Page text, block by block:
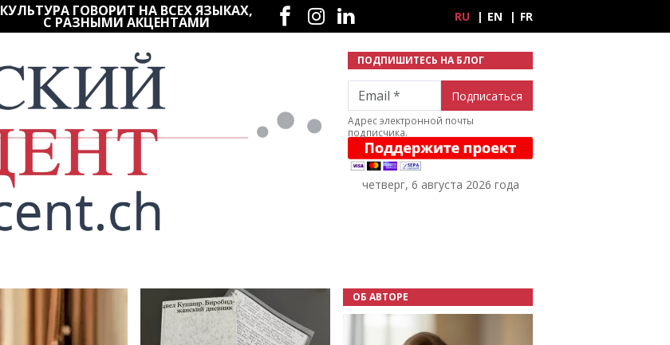
КУЛЬТУРА ГОВОРИТ НА ВСЕХ ЯЗЫКАХ,
С РАЗНЫМИ АКЦЕНТАМИ
Социальные сети
RU EN FR
ПОДПИШИТЕСЬ НА БЛОГ
Email
Адрес электронной почты
подписчика.
четверг, 6 августа 2026 года
ОБ АВТОРЕ